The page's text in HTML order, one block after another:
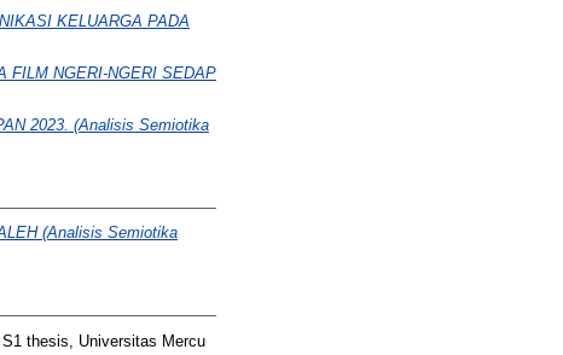
KELUARGA PADA
FILM NGERI-NGERI SEDAP
2023. (Analisis Semiotika
(Analisis Semiotika
S1 thesis, Universitas Mercu